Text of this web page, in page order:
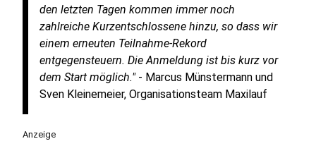
den letzten Tagen kommen immer noch
zahlreiche Kurzentschlossene hinzu, so dass wir
einem erneuten Teilnahme-Rekord
entgegensteuern. Die Anmeldung ist bis kurz vor
dem Start möglich."- Marcus Münstermann und
Sven Kleinemeier, Organisationsteam Maxilauf
Anzeige